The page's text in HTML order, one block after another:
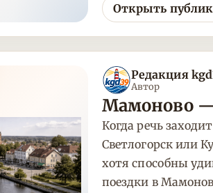
Открыть
Редакция
Автор
Мамоново —
Когда речь
Светлогорск или
хотя способны
поездки в